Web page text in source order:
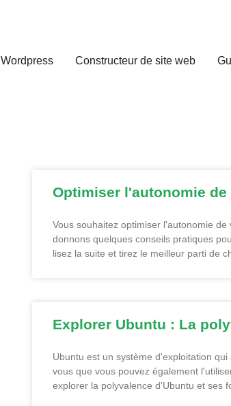
Wordpress Constructeur de site web
Optimiser l'autonomie
Vous souhaitez optimiser l'autonomie
donnons quelques conseils pratiques
lisez la suite et tirez le meilleur parti de
Explorer Ubuntu : La
Ubuntu est un système d'exploitation
vous que vous pouvez également
explorer la polyvalence d'Ubuntu et ses